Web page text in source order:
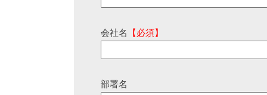
会社名 【必須】
部署名